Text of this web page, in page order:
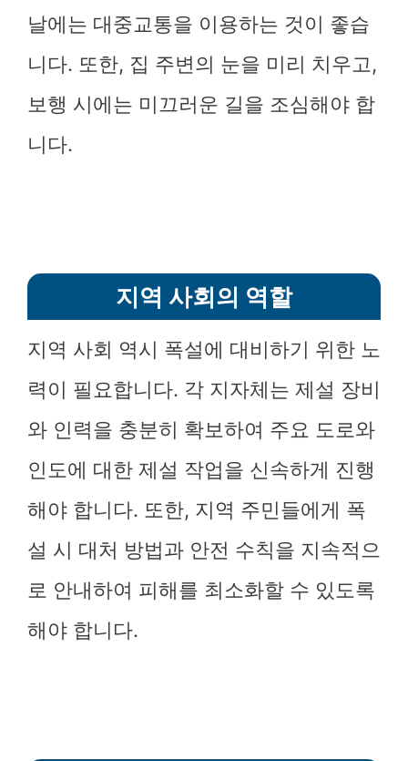
날에는 대중교통을 이용하는 것이 좋습
니다. 또한, 집 주변의 눈을 미리 치우고,
보행 시에는 미끄러운 길을 조심해야 합
니다.
지역 사회의 역할
지역 사회 역시 폭설에 대비하기 위한 노
력이 필요합니다. 각 지자체는 제설 장비
와 인력을 충분히 확보하여 주요 도로와
인도에 대한 제설 작업을 신속하게 진행
해야 합니다. 또한, 지역 주민들에게 폭
설 시 대처 방법과 안전 수칙을 지속적으
로 안내하여 피해를 최소화할 수 있도록
해야 합니다.